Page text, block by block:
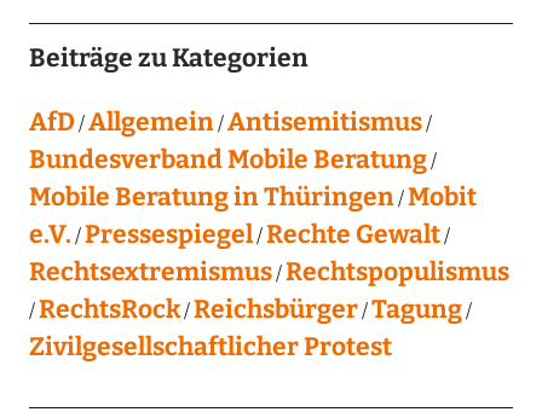
Beiträge zu Kategorien
AfD Allgemein Antisemitismus
Bundesverband Mobile Beratung
Mobile Beratung in Thüringen Mobit
e.V. Pressespiegel Rechte Gewalt
Rechtsextremismus Rechtspopulismus
RechtsRock Reichsbürger Tagung
Zivilgesellschaftlicher Protest